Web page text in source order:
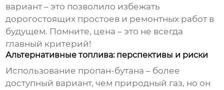
вариант – это позволило избежать
дорогостоящих простоев и ремонтных работ в
будущем. Помните, цена – это не всегда
главный критерий!
Альтернативные топлива: перспективы и риски
Использование пропан-бутана – более
доступный вариант, чем природный газ, но он